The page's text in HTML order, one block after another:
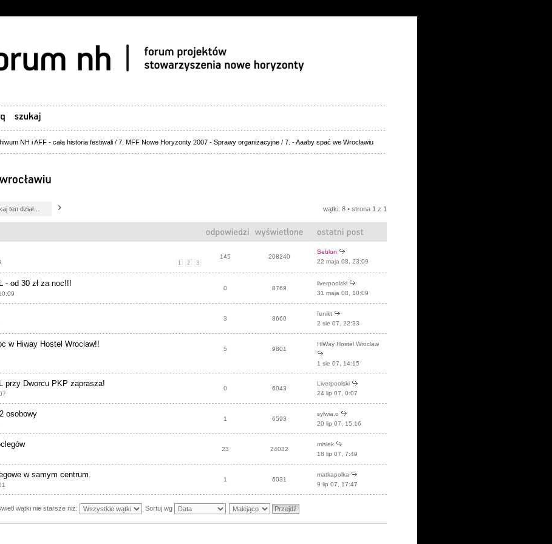
NH i AFF - cała historia festiwali / 7. MFF Nowe Horyzonty 2007 - Sprawy organizacyjne / 7. - Aaaby spać we Wrocławiu
wątki: 8 • strona 1 z 1
1 2 3
145 208240
Seblon
22 maja 08, 23:09
- od 30 zł za noc!!!
0 8769
liverpoolski
31 maja 08, 10:09
3 8660
fenikt
2 sie 07, 22:33
w Hiway Hostel Wroclaw!!
5 9801
HiWay Hostel Wroclaw
1 sie 07, 14:15
przy Dworcu PKP zaprasza!
0 6043
Liverpoolski
24 lip 07, 0:07
osobowy
1 6593
sylwia.o
20 lip 07, 15:16
23 24032
misiek
18 lip 07, 7:49
w samym centrum.
1 6031
matkapolka
9 lip 07, 17:47
wątki nie starsze niż: Sortuj wg